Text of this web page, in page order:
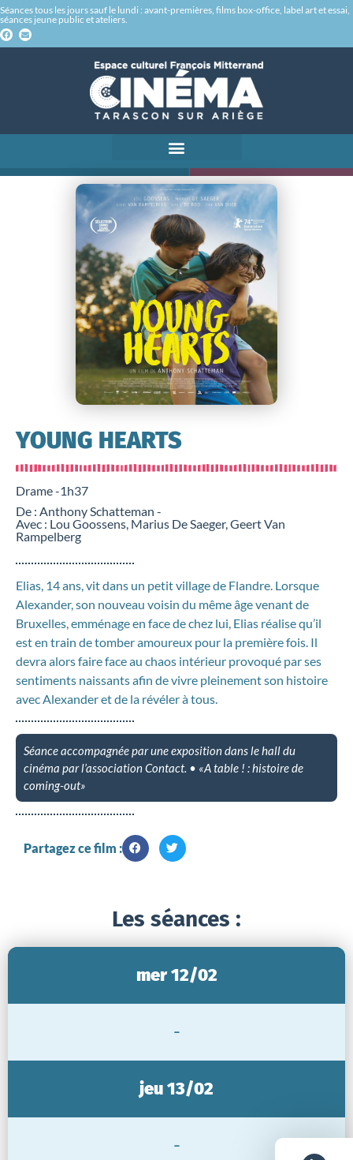
Séances tous les jours sauf le lundi : avant-premières, films box-office, label art et essai,
séances jeune public et ateliers.
YOUNG HEARTS
Drame -1h37
De : Anthony Schatteman -
Avec : Lou Goossens, Marius De Saeger, Geert Van
Rampelberg
Elias, 14 ans, vit dans un petit village de Flandre. Lorsque
Alexander, son nouveau voisin du même âge venant de
Bruxelles, emménage en face de chez lui, Elias réalise qu’il
est en train de tomber amoureux pour la première fois. Il
devra alors faire face au chaos intérieur provoqué par ses
sentiments naissants afin de vivre pleinement son histoire
avec Alexander et de la révéler à tous.
Séance accompagnée par une exposition dans le hall du
cinéma par l’association Contact. • «A table ! : histoire de
coming-out»
Partagez ce film :
Les séances :
mer 12/02
-
jeu 13/02
-